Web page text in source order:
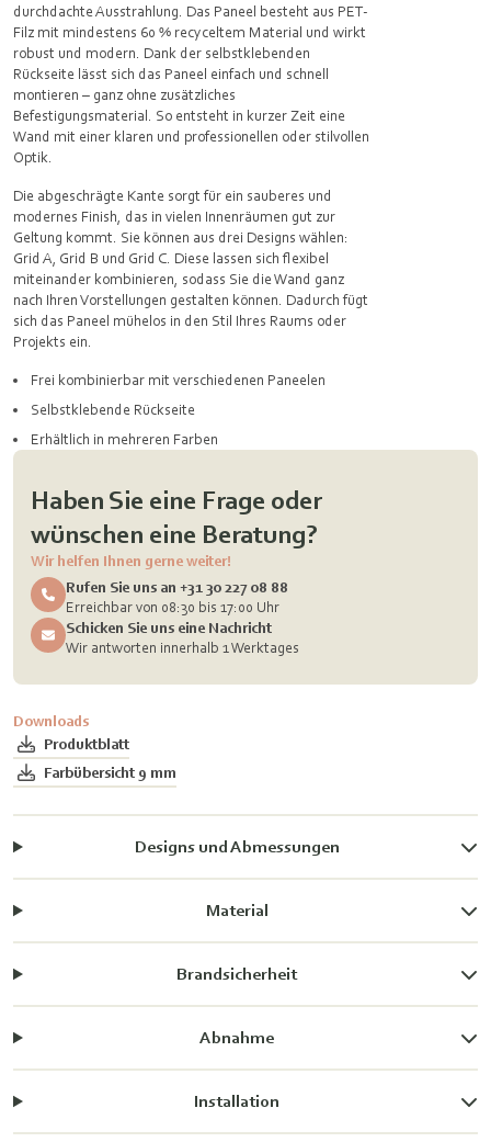
durchdachte Ausstrahlung. Das Paneel besteht aus PET-
Filz mit mindestens 60 % recyceltem Material und wirkt
robust und modern. Dank der selbstklebenden
Rückseite lässt sich das Paneel einfach und schnell
montieren – ganz ohne zusätzliches
Befestigungsmaterial. So entsteht in kurzer Zeit eine
Wand mit einer klaren und professionellen oder stilvollen
Optik.
Die abgeschrägte Kante sorgt für ein sauberes und
modernes Finish, das in vielen Innenräumen gut zur
Geltung kommt. Sie können aus drei Designs wählen:
Grid A, Grid B und Grid C. Diese lassen sich flexibel
miteinander kombinieren, sodass Sie die Wand ganz
nach Ihren Vorstellungen gestalten können. Dadurch fügt
sich das Paneel mühelos in den Stil Ihres Raums oder
Projekts ein.
Frei kombinierbar mit verschiedenen Paneelen
Selbstklebende Rückseite
Erhältlich in mehreren Farben
Haben Sie eine Frage oder
wünschen eine Beratung?
Wir helfen Ihnen gerne weiter!
Rufen Sie uns an +31 30 227 08 88
Erreichbar von 08:30 bis 17:00 Uhr
Schicken Sie uns eine Nachricht
Wir antworten innerhalb 1 Werktages
Downloads
Produktblatt
Farbübersicht 9 mm
Designs und Abmessungen
Material
Brandsicherheit
Abnahme
Installation